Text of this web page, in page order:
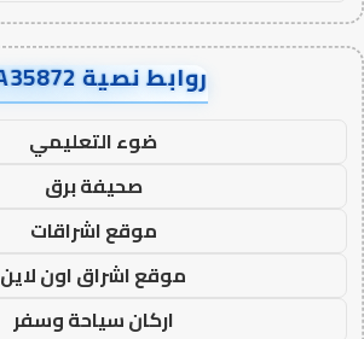
روابط نصية AA35872
ضوء التعليمي
صحيفة برق
موقع اشراقات
موقع اشراق اون لاين
اركان سياحة وسفر